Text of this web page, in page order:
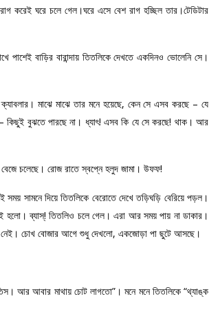
করেই ঘরে চলে গেল।ঘরে এসে বেশ রাগ হচ্ছিল তার।টেডিটার
বাড়ির বারান্দায় তিতলিকে দেখতে একদিনও ভোলেনি সে।
মাঝে মাঝে তার মনে হয়েছে, কেন সে এসব করছে – যে
– কিছুই বুঝতে পারছে না। ধ্যাৎ! এসব কি যে সে করছে! থাক। আর
বেজে চলেছে। রোজ রাতে স্বপ্নে হলুদ জামা। উফফ!
সামনে দিয়ে তিতলিকে বেরোতে দেখে তড়িঘড়ি বেরিয়ে পড়ল।
হলো। ব্যাস্‌! তিতলিও চলে গেল। এরা আর সময় পায় না ডাকার।
নেই। চোখ বোজার আগে শুধু দেখলো, একজোড়া পা ছুটে আসছে।
আর আবার মাথায় চোট লাগতো”। মনে মনে তিতলিকে “থ্যাঙ্ক